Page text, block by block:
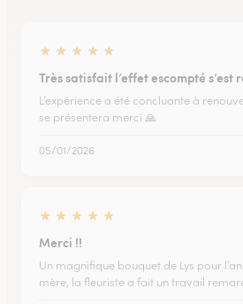
★ ★ ★ ★ ★
Très satisfait l’effet escompté s’est
L’expérience a été concluante à
se présentera merci 🙏
05/01/2026
★ ★ ★ ★ ★
Merci !!
Un magnifique bouquet de Lys pour
mère, la fleuriste a fait un travail